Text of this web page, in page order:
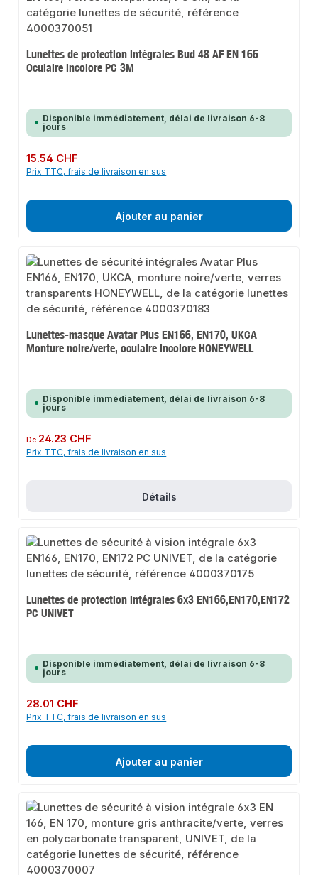
Lunettes de protection intégrales Bud 48 AF EN 166
Oculaire incolore PC 3M
Disponible immédiatement, délai de livraison 6-8
jours
Prix régulier :
15.54 CHF
Prix TTC, frais de livraison en sus
Ajouter au panier
Lunettes-masque Avatar Plus EN166, EN170, UKCA
Monture noire/verte, oculaire incolore HONEYWELL
Disponible immédiatement, délai de livraison 6-8
jours
Prix régulier :
De 24.23 CHF
Prix TTC, frais de livraison en sus
Détails
Lunettes de protection intégrales 6x3 EN166,EN170,EN172
PC UNIVET
Disponible immédiatement, délai de livraison 6-8
jours
Prix régulier :
28.01 CHF
Prix TTC, frais de livraison en sus
Ajouter au panier